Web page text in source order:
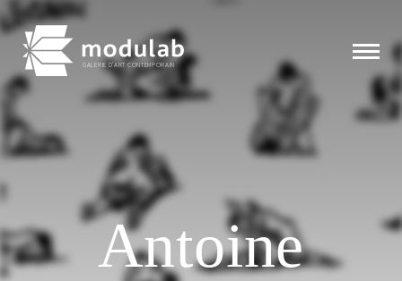
GALERIE D'ART CONTEMPORAIN
Expositions
Artistes
Éditions Antoine